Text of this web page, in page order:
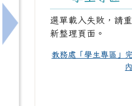
選入學聯合分發報名」一案
下一筆：檢送本市115學年度
選單載入失敗，請重
新整理頁面。
教務處「學生專區」